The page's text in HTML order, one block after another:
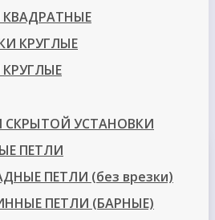
КРУГЛЫЕ
СКРЫТОЙ УСТАНОВКИ
ПЕТЛИ
ПЕТЛИ (без врезки)
ПЕТЛИ (БАРНЫЕ)